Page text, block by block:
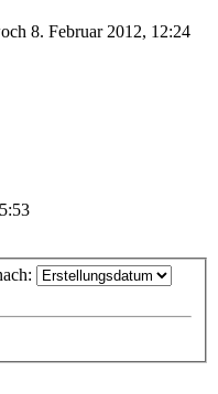
8. Februar 2012, 12:24